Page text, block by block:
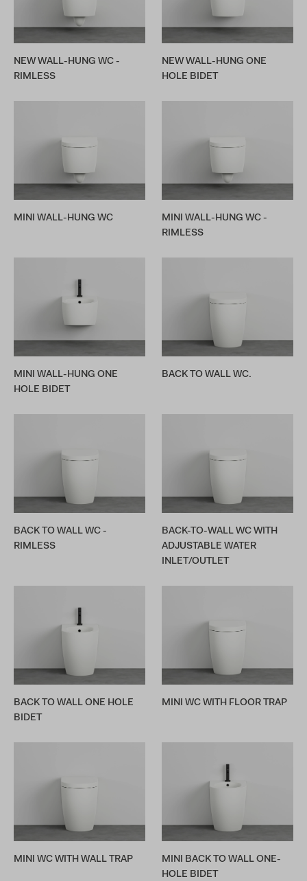
NEW WALL-HUNG WC -
RIMLESS
NEW WALL-HUNG ONE
HOLE BIDET
MINI WALL-HUNG WC
MINI WALL-HUNG WC -
RIMLESS
MINI WALL-HUNG ONE
HOLE BIDET
BACK TO WALL WC.
BACK TO WALL WC -
RIMLESS
BACK-TO-WALL WC WITH
ADJUSTABLE WATER
INLET/OUTLET
BACK TO WALL ONE HOLE
BIDET
MINI WC WITH FLOOR TRAP
MINI WC WITH WALL TRAP
MINI BACK TO WALL ONE-
HOLE BIDET